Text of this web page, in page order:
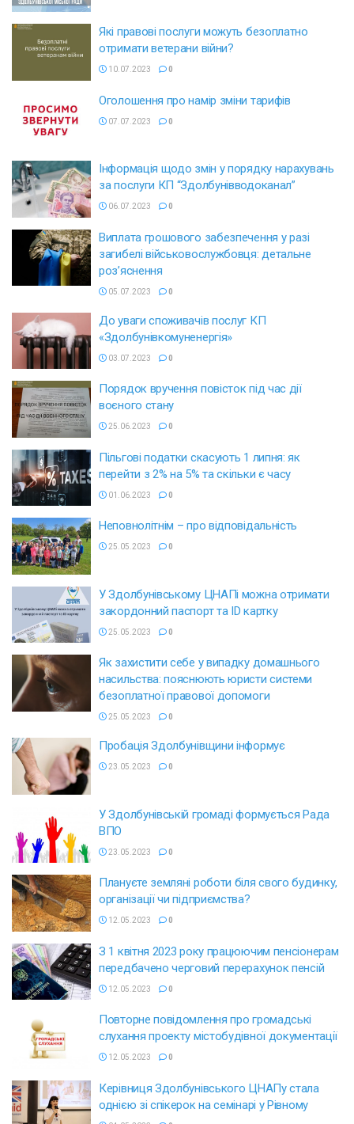
Які правові послуги можуть безоплатно
отримати ветерани війни?
10.07.2023 0
Оголошення про намір зміни тарифів
07.07.2023 0
Інформація щодо змін у порядку нарахувань
за послуги КП “Здолбунівводоканал”
06.07.2023 0
Виплата грошового забезпечення у разі
загибелі військовослужбовця: детальне
роз’яснення
05.07.2023 0
До уваги споживачів послуг КП
«Здолбунівкомуненергія»
03.07.2023 0
Порядок вручення повісток під час дії
воєного стану
25.06.2023 0
Пільгові податки скасують 1 липня: як
перейти з 2% на 5% та скільки є часу
01.06.2023 0
Неповнолітнім – про відповідальність
25.05.2023 0
У Здолбунівському ЦНАПі можна отримати
закордонний паспорт та ID картку
25.05.2023 0
Як захистити себе у випадку домашнього
насильства: пояснюють юристи системи
безоплатної правової допомоги
25.05.2023 0
Пробація Здолбунівщини інформує
23.05.2023 0
У Здолбунівській громаді формується Рада
ВПО
23.05.2023 0
Плануєте земляні роботи біля свого будинку,
організації чи підприємства?
12.05.2023 0
З 1 квітня 2023 року працюючим пенсіонерам
передбачено черговий перерахунок пенсій
12.05.2023 0
Повторне повідомлення про громадські
слухання проекту містобудівної документації
12.05.2023 0
Керівниця Здолбунівського ЦНАПу стала
однією зі спікерок на семінарі у Рівному